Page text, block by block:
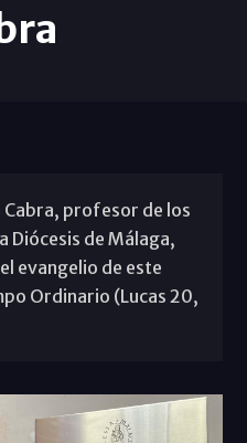
Cabra, profesor de los
Diócesis de Málaga,
evangelio de este
Ordinario (Lucas 20,